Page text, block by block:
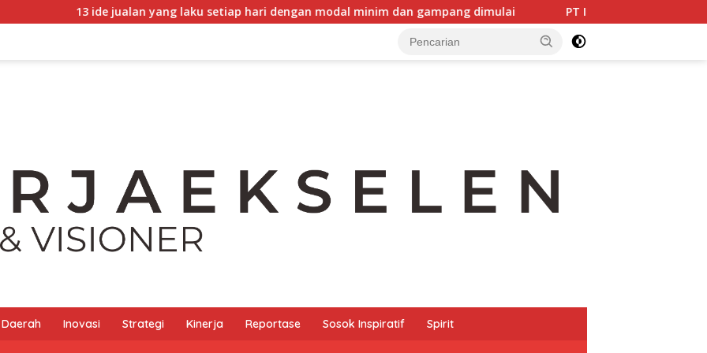
jualan yang laku setiap hari dengan modal minim dan gampang dimulai PT IMIP dan Dinas Pendidikan Morowali
Daerah Inovasi Strategi Kinerja Reportase Sosok Inspiratif Spirit